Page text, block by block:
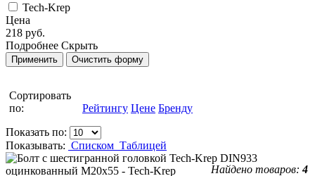
Tech-Krep
Цена
218 руб.
Подробнее Скрыть
Сортировать
по:
Рейтингу Цене Бренду
Показать по:
Показывать: Списком Таблицей
Найдено товаров:4